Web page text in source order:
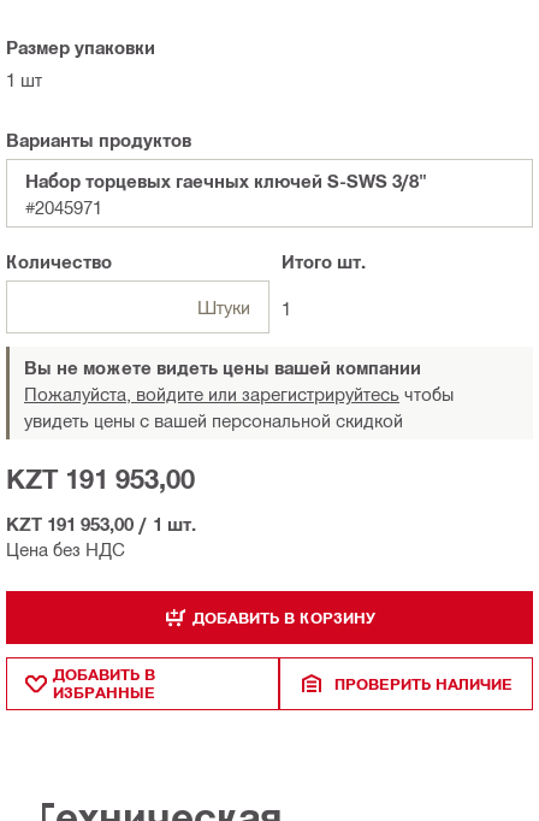
Размер упаковки
1 шт
Варианты продуктов
Набор торцевых гаечных ключей S-SWS 3/8"
#2045971
Количество
Штуки
Итого шт.
1
Вы не можете видеть цены вашей компании
Пожалуйста, войдите или зарегистрируйтесь чтобы
увидеть цены с вашей персональной скидкой
Цена без НДС
KZT 191 953,00
KZT 191 953,00 / 1 шт.
ДОБАВИТЬ В КОРЗИНУ
ДОБАВИТЬ В
ИЗБРАННЫЕ
ПРОВЕРИТЬ НАЛИЧИЕ